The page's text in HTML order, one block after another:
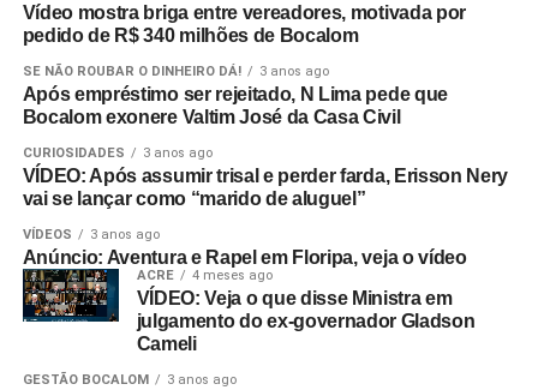
Vídeo mostra briga entre vereadores, motivada por
pedido de R$ 340 milhões de Bocalom
SE NÃO ROUBAR O DINHEIRO DÁ! 3 anos ago
Após empréstimo ser rejeitado, N Lima pede que
Bocalom exonere Valtim José da Casa Civil
CURIOSIDADES 3 anos ago
VÍDEO: Após assumir trisal e perder farda, Erisson Nery
vai se lançar como “marido de aluguel”
VÍDEOS 3 anos ago
Anúncio: Aventura e Rapel em Floripa, veja o vídeo
ACRE 4 meses ago
VÍDEO: Veja o que disse Ministra em
julgamento do ex-governador Gladson
Cameli
GESTÃO BOCALOM 3 anos ago